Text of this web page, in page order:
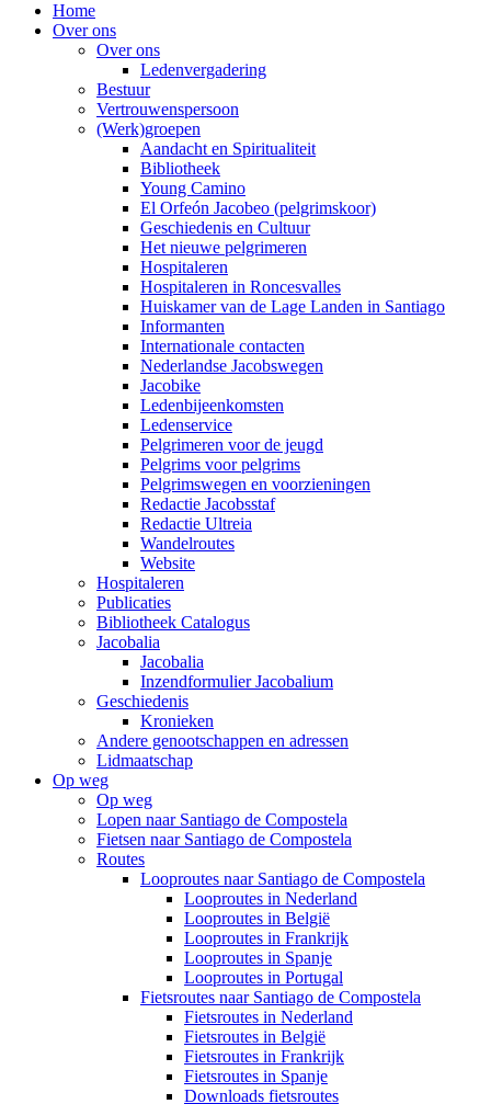
Home
Over ons
Over ons
Ledenvergadering
Bestuur
Vertrouwenspersoon
(Werk)groepen
Aandacht en Spiritualiteit
Bibliotheek
Young Camino
El Orfeón Jacobeo (pelgrimskoor)
Geschiedenis en Cultuur
Het nieuwe pelgrimeren
Hospitaleren
Hospitaleren in Roncesvalles
Huiskamer van de Lage Landen in Santiago
Informanten
Internationale contacten
Nederlandse Jacobswegen
Jacobike
Ledenbijeenkomsten
Ledenservice
Pelgrimeren voor de jeugd
Pelgrims voor pelgrims
Pelgrimswegen en voorzieningen
Redactie Jacobsstaf
Redactie Ultreia
Wandelroutes
Website
Hospitaleren
Publicaties
Bibliotheek Catalogus
Jacobalia
Jacobalia
Inzendformulier Jacobalium
Geschiedenis
Kronieken
Andere genootschappen en adressen
Lidmaatschap
Op weg
Op weg
Lopen naar Santiago de Compostela
Fietsen naar Santiago de Compostela
Routes
Looproutes naar Santiago de Compostela
Looproutes in Nederland
Looproutes in België
Looproutes in Frankrijk
Looproutes in Spanje
Looproutes in Portugal
Fietsroutes naar Santiago de Compostela
Fietsroutes in Nederland
Fietsroutes in België
Fietsroutes in Frankrijk
Fietsroutes in Spanje
Downloads fietsroutes